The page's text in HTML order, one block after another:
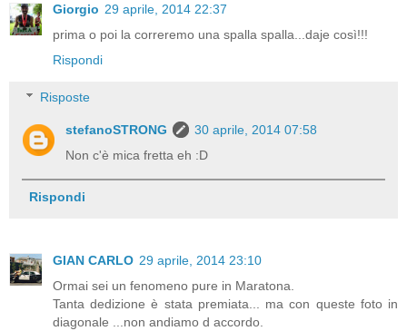
Giorgio 29 aprile, 2014 22:37
prima o poi la correremo una spalla spalla...daje così!!!
Rispondi
Risposte
stefanoSTRONG
30 aprile, 2014 07:58
Non c'è mica fretta eh :D
Rispondi
GIAN CARLO 29 aprile, 2014 23:10
Ormai sei un fenomeno pure in Maratona.
Tanta dedizione è stata premiata... ma con queste foto in
diagonale ...non andiamo d accordo.